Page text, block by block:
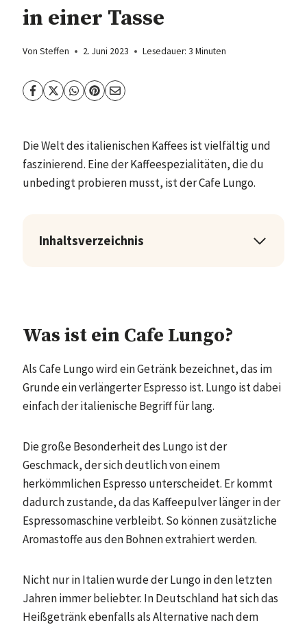
in einer Tasse
Von Steffen 2. Juni 2023 Lesedauer: 3Minuten
Die Welt des italienischen Kaffees ist vielfältig und
faszinierend. Eine der Kaffeespezialitäten, die du
unbedingt probieren musst, ist der Cafe Lungo.
Inhaltsverzeichnis
Was ist ein Cafe Lungo?
Als Cafe Lungo wird ein Getränk bezeichnet, das im
Grunde ein verlängerter Espresso ist. Lungo ist dabei
einfach der italienische Begriff für lang.
Die große Besonderheit des Lungo ist der
Geschmack, der sich deutlich von einem
herkömmlichen Espresso unterscheidet. Er kommt
dadurch zustande, da das Kaffeepulver länger in der
Espressomaschine verbleibt. So können zusätzliche
Aromastoffe aus den Bohnen extrahiert werden.
Nicht nur in Italien wurde der Lungo in den letzten
Jahren immer beliebter. In Deutschland hat sich das
Heißgetränk ebenfalls als Alternative nach dem